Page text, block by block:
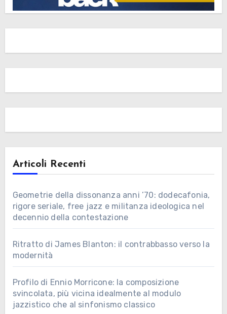
Articoli Recenti
Geometrie della dissonanza anni ’70: dodecafonia,
rigore seriale, free jazz e militanza ideologica nel
decennio della contestazione
Ritratto di James Blanton: il contrabbasso verso la
modernità
Profilo di Ennio Morricone: la composizione
svincolata, più vicina idealmente al modulo
jazzistico che al sinfonismo classico